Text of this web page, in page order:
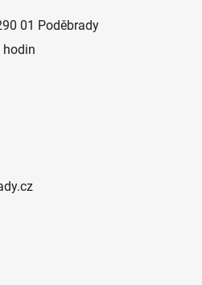
01 Poděbrady
hodin